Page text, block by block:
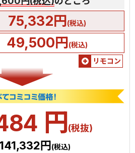
75,332円(税込)
49,500円(税込)
リモコン
円(税抜)
円 (税込)